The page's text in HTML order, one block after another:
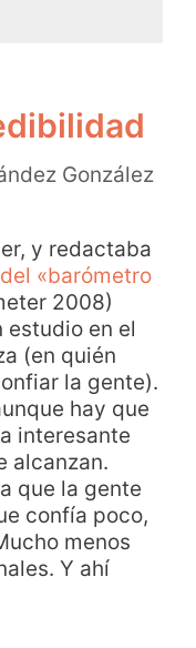
González
y redactaba
«barómetro
2008)
estudio en el
(en quién
la gente).
hay que
interesante
alcanzan.
que la gente
confía poco,
menos
Y ahí